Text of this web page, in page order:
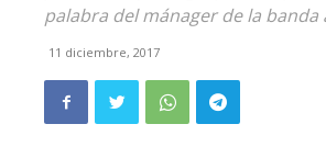
palabra del mánager de la banda
11 diciembre, 2017